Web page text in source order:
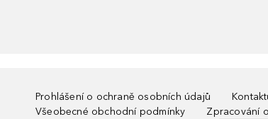
Prohlášení o ochraně osobních údajů
Všeobecné obchodní podmínky
Zpracování